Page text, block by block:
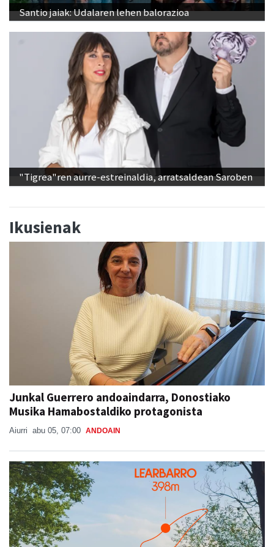
Santio jaiak: Udalaren lehen balorazioa
"Tigrea"ren aurre-estreinaldia, arratsaldean Saroben
Ikusienak
Junkal Guerrero andoaindarra, Donostiako
Musika Hamabostaldiko protagonista
Aiurri abu 05, 07:00 ANDOAIN